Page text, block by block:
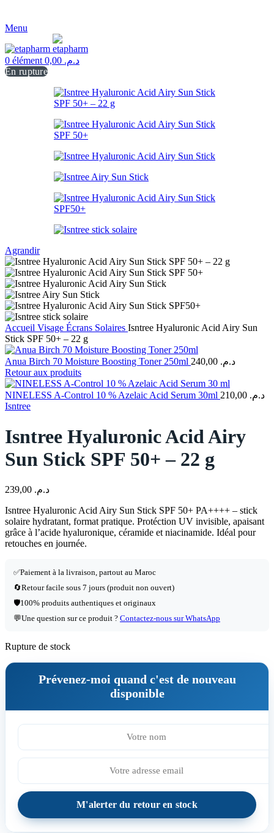
Menu
0 élément د.م.
En rupture
Agrandir
Accueil Visage Écrans Solaires Isntree Hyaluronic Acid Airy Sun
Stick SPF 50+ – 22 g
Anua Birch 70 Moisture Boosting Toner 250ml د.م.
Retour aux produits
NINELESS A-Control 10 % Azelaic Acid Serum 30ml د.م.
Isntree
Isntree Hyaluronic Acid Airy
Sun Stick SPF 50+ – 22 g
د.م.
Isntree Hyaluronic Acid Airy Sun Stick SPF 50+ PA++++ – stick
solaire hydratant, format pratique. Protéction UV invisible, apaisant
grâce à l’acide hyaluronique, céramide et niacinamide. Idéal pour
retouches en journée.
✅Paiement à la livraison, partout au Maroc
🔄Retour facile sous 7 jours (produit non ouvert)
🛡️100% produits authentiques et originaux
💬Une question sur ce produit ? Contactez-nous sur WhatsApp
Rupture de stock
Prévenez-moi quand c'est de nouveau
disponible